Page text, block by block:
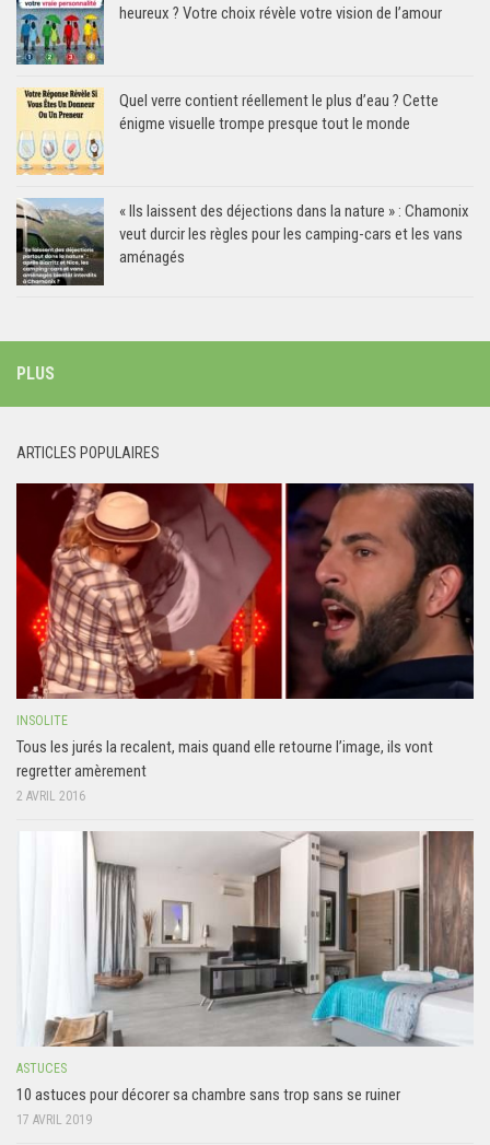
heureux ? Votre choix révèle votre vision de l’amour
Quel verre contient réellement le plus d’eau ? Cette
énigme visuelle trompe presque tout le monde
« Ils laissent des déjections dans la nature » : Chamonix
veut durcir les règles pour les camping-cars et les vans
aménagés
PLUS
ARTICLES POPULAIRES
INSOLITE
Tous les jurés la recalent, mais quand elle retourne l’image, ils vont
regretter amèrement
2 AVRIL 2016
ASTUCES
10 astuces pour décorer sa chambre sans trop sans se ruiner
17 AVRIL 2019